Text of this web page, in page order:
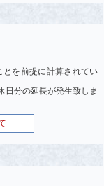
を前提に計算されてい
日分の延長が発生致しま